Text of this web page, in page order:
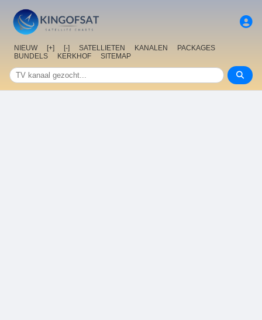
NIEUW [+] [-] SATELLIETEN KANALEN
PACKAGES
BUNDELS
KERKHOF SITEMAP